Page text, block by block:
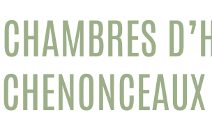
CHAMBRES